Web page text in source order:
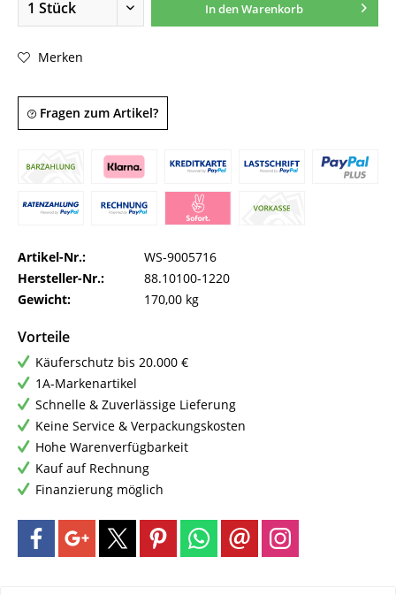
In denWarenkorb
Merken
Fragen zum Artikel?
Artikel-Nr.:
WS-9005716
Hersteller-Nr.:
88.10100-1220
Gewicht:
170,00 kg
Vorteile
Käuferschutz bis 20.000 €
1A-Markenartikel
Schnelle & Zuverlässige Lieferung
Keine Service & Verpackungskosten
Hohe Warenverfügbarkeit
Kauf auf Rechnung
Finanzierung möglich